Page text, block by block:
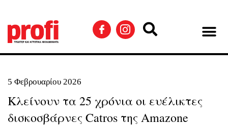
5 Φεβρουαρίου 2026
Κλείνουν τα 25 χρόνια οι ευέλικτες
δισκοσβάρνες Catros της Amazone